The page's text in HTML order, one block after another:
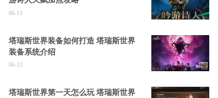
06-13
塔瑞斯世界装备如何打造 塔瑞斯世界
装备系统介绍
06-13
塔瑞斯世界第一天怎么玩 塔瑞斯世界